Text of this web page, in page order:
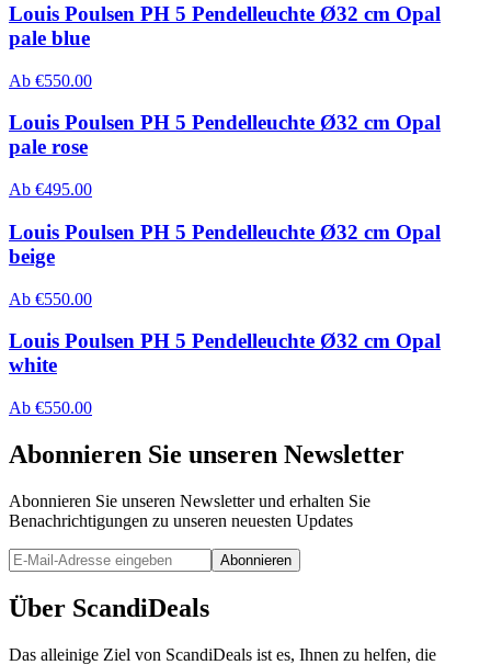
Louis Poulsen PH 5 Pendelleuchte Ø32 cm Opal
pale blue
Ab €550.00
Louis Poulsen PH 5 Pendelleuchte Ø32 cm Opal
pale rose
Ab €495.00
Louis Poulsen PH 5 Pendelleuchte Ø32 cm Opal
beige
Ab €550.00
Louis Poulsen PH 5 Pendelleuchte Ø32 cm Opal
white
Ab €550.00
Abonnieren Sie unseren Newsletter
Abonnieren Sie unseren Newsletter und erhalten Sie
Benachrichtigungen zu unseren neuesten Updates
Abonnieren
Über ScandiDeals
Das alleinige Ziel von ScandiDeals ist es, Ihnen zu helfen, die